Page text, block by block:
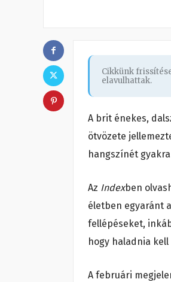
Cikkünk
elavulhattak.
A brit énekes,
ötvözete
hangszínét
Az Indexben
életben egyaránt
fellépéseket,
hogy haladnia
A februári